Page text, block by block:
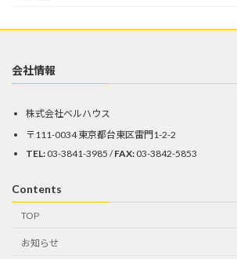
会社情報
株式会社ベルハウス
〒111-0034 東京都台東区雷門1-2-2
TEL: 03-3841-3985 /FAX: 03-3842-5853
Contents
TOP
お知らせ